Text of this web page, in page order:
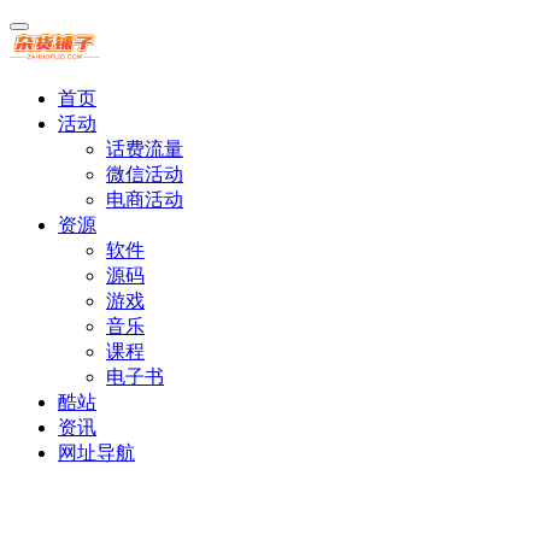
首页
活动
话费流量
微信活动
电商活动
资源
软件
源码
游戏
音乐
课程
电子书
酷站
资讯
网址导航